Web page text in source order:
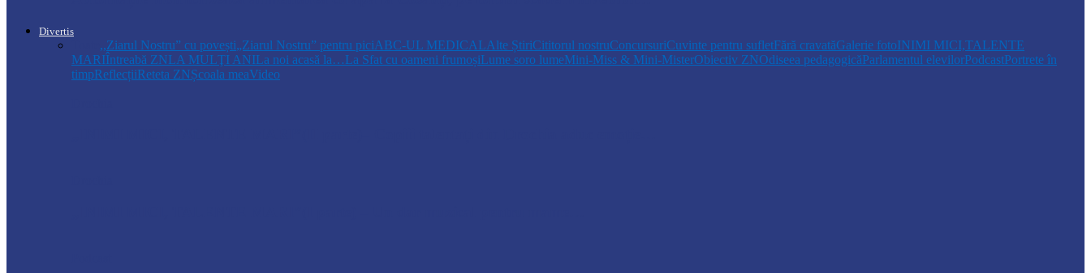
Divertis
,,Ziarul Nostru” cu povești„Ziarul Nostru” pentru piciABC-UL MEDICALAlte ȘtiriCititorul nostruConcursuriCuvinte pentru sufletFără cravatăGalerie fotoINIMI MICI,TALENTE
MARIÎntreabă ZNLA MULŢI ANILa noi acasă la…La Sfat cu oameni frumoșiLume soro lumeMini-Miss & Mini-MisterObiectiv ZNOdiseea pedagogicăParlamentul elevilorPodcastPortrete în
timpReflecțiiReteta ZNȘcoala meaVideo